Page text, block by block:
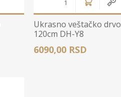
Ukrasno veštačko drvo
120cm DH-Y8
6090,00 RSD